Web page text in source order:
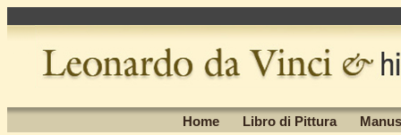
Home Libro di Pittura